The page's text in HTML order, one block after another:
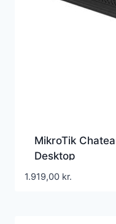
MikroTik
Desktop
1.919,00 kr.